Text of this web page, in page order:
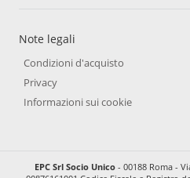
Note legali
Condizioni d'acquisto
Privacy
Informazioni sui cookie
EPC Srl Socio Unico - 00188 Roma -